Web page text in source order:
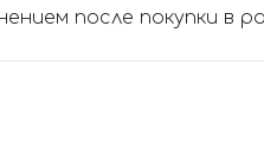
после покупки в